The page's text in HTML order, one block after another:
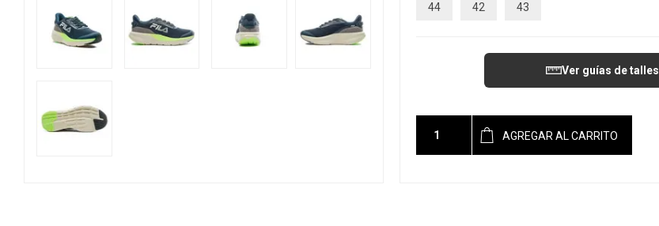
44 42 43
Ver guías de talles
AGREGAR AL CARRITO